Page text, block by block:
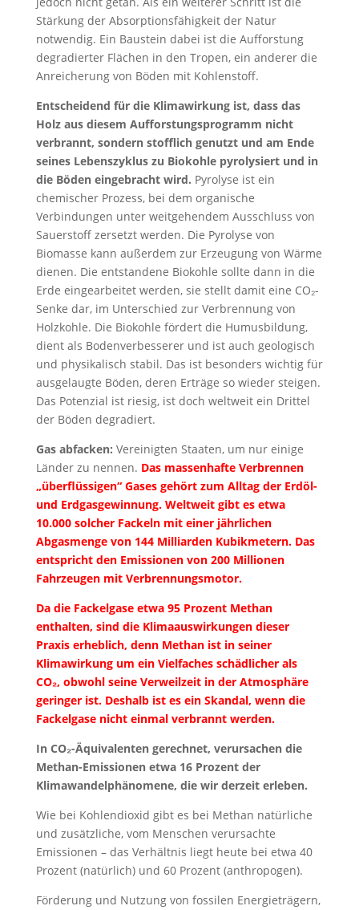
Stärkung der Absorptionsfähigkeit der Natur
notwendig. Ein Baustein dabei ist die Aufforstung
degradierter Flächen in den Tropen, ein anderer die
Anreicherung von Böden mit Kohlenstoff.
Entscheidend für die Klimawirkung ist, dass das
Holz aus diesem Aufforstungsprogramm nicht
verbrannt, sondern stofflich genutzt und am Ende
seines Lebenszyklus zu Biokohle pyrolysiert und in
die Böden eingebracht wird. Pyrolyse ist ein
chemischer Prozess, bei dem organische
Verbindungen unter weitgehendem Ausschluss von
Sauerstoff zersetzt werden. Die Pyrolyse von
Biomasse kann außerdem zur Erzeugung von Wärme
dienen. Die entstandene Biokohle sollte dann in die
Erde eingearbeitet werden, sie stellt damit eine CO₂-
Senke dar, im Unterschied zur Verbrennung von
Holzkohle. Die Biokohle fördert die Humusbildung,
dient als Bodenverbesserer und ist auch geologisch
und physikalisch stabil. Das ist besonders wichtig für
ausgelaugte Böden, deren Erträge so wieder steigen.
Das Potenzial ist riesig, ist doch weltweit ein Drittel
der Böden degradiert.
Gas abfacken: Vereinigten Staaten, um nur einige
Länder zu nennen. Das massenhafte Verbrennen
„überflüssigen“ Gases gehört zum Alltag der Erdöl-
und Erdgasgewinnung. Weltweit gibt es etwa
10.000 solcher Fackeln mit einer jährlichen
Abgasmenge von 144 Milliarden Kubikmetern. Das
entspricht den Emissionen von 200 Millionen
Fahrzeugen mit Verbrennungsmotor.
Da die Fackelgase etwa 95 Prozent Methan
enthalten, sind die Klimaauswirkungen dieser
Praxis erheblich, denn Methan ist in seiner
Klimawirkung um ein Vielfaches schädlicher als
CO₂, obwohl seine Verweilzeit in der Atmosphäre
geringer ist. Deshalb ist es ein Skandal, wenn die
Fackelgase nicht einmal verbrannt werden.
In CO₂-Äquivalenten gerechnet, verursachen die
Methan-Emissionen etwa 16 Prozent der
Klimawandelphänomene, die wir derzeit erleben.
Wie bei Kohlendioxid gibt es bei Methan natürliche
und zusätzliche, vom Menschen verursachte
Emissionen – das Verhältnis liegt heute bei etwa 40
Prozent (natürlich) und 60 Prozent (anthropogen).
Förderung und Nutzung von fossilen Energieträgern,